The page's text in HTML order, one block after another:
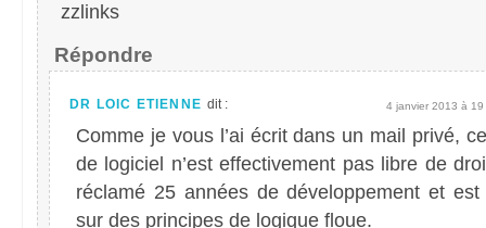
zzlinks
Répondre
DR LOIC ETIENNE dit : 4 janvier 2013 à 19
Comme je vous l’ai écrit dans un mail privé,
de logiciel n’est effectivement pas libre de
réclamé 25 années de développement et est
sur des principes de logique floue.